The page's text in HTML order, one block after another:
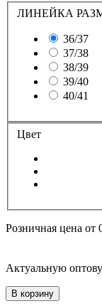
ЛИНЕЙКА
36/37
37/38
38/39
39/40
40/41
Цвет
Розничная цена от
Актуальную
В корзину